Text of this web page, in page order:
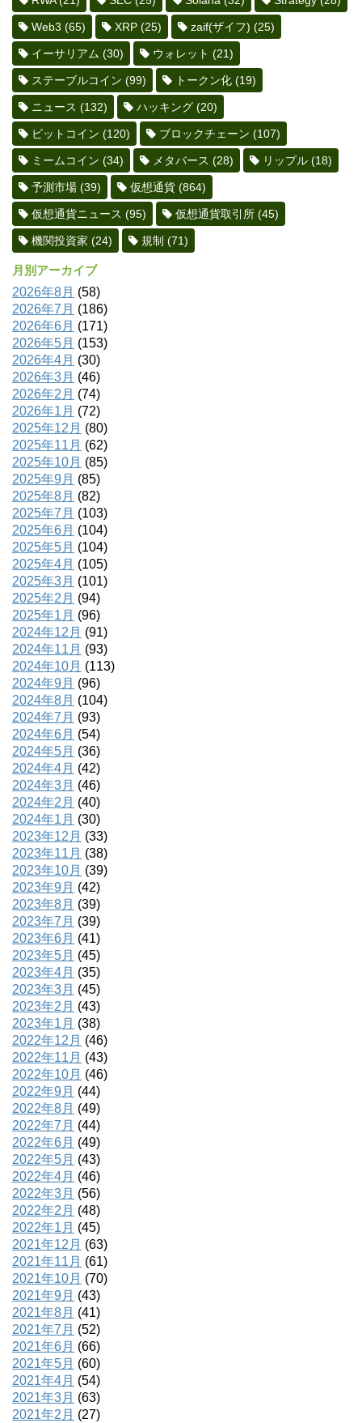
Web3 (65) XRP (25) zaif(ザイフ) (25)
イーサリアム (30) ウォレット (21)
ステーブルコイン (99) トークン化 (19)
ニュース (132) ハッキング (20)
ビットコイン (120) ブロックチェーン (107)
ミームコイン (34) メタバース (28) リップル (18)
予測市場 (39) 仮想通貨 (864)
仮想通貨ニュース (95) 仮想通貨取引所 (45)
機関投資家 (24) 規制 (71)
月別アーカイブ
2026年8月 (58)
2026年7月 (186)
2026年6月 (171)
2026年5月 (153)
2026年4月 (30)
2026年3月 (46)
2026年2月 (74)
2026年1月 (72)
2025年12月 (80)
2025年11月 (62)
2025年10月 (85)
2025年9月 (85)
2025年8月 (82)
2025年7月 (103)
2025年6月 (104)
2025年5月 (104)
2025年4月 (105)
2025年3月 (101)
2025年2月 (94)
2025年1月 (96)
2024年12月 (91)
2024年11月 (93)
2024年10月 (113)
2024年9月 (96)
2024年8月 (104)
2024年7月 (93)
2024年6月 (54)
2024年5月 (36)
2024年4月 (42)
2024年3月 (46)
2024年2月 (40)
2024年1月 (30)
2023年12月 (33)
2023年11月 (38)
2023年10月 (39)
2023年9月 (42)
2023年8月 (39)
2023年7月 (39)
2023年6月 (41)
2023年5月 (45)
2023年4月 (35)
2023年3月 (45)
2023年2月 (43)
2023年1月 (38)
2022年12月 (46)
2022年11月 (43)
2022年10月 (46)
2022年9月 (44)
2022年8月 (49)
2022年7月 (44)
2022年6月 (49)
2022年5月 (43)
2022年4月 (46)
2022年3月 (56)
2022年2月 (48)
2022年1月 (45)
2021年12月 (63)
2021年11月 (61)
2021年10月 (70)
2021年9月 (43)
2021年8月 (41)
2021年7月 (52)
2021年6月 (66)
2021年5月 (60)
2021年4月 (54)
2021年3月 (63)
2021年2月 (27)